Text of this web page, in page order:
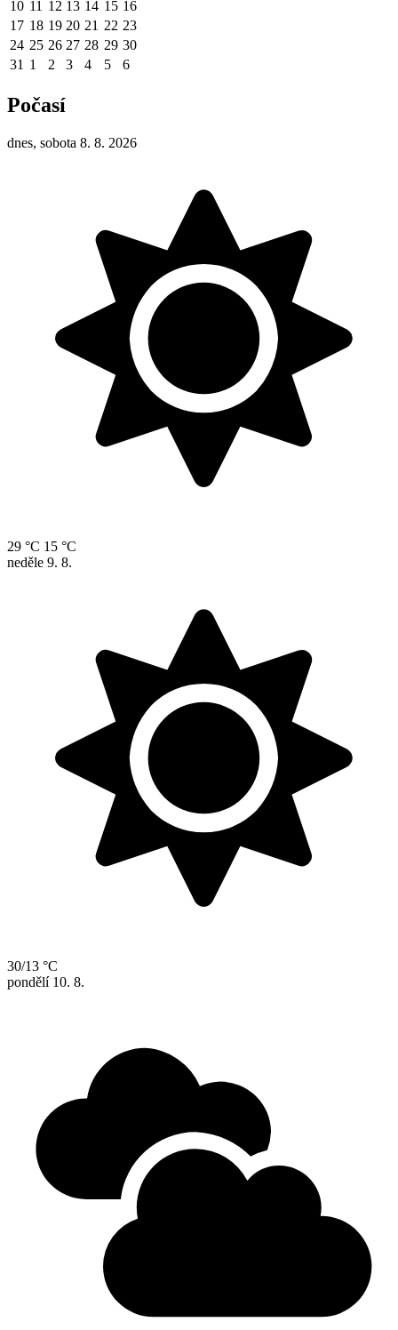
10 11 12 13 14 15 16
17 18 19 20 21 22 23
24 25 26 27 28 29 30
31 1 2 3 4 5 6
Počasí
dnes, sobota 8. 8. 2026
29 °C 15 °C
neděle 9. 8.
30/13 °C
pondělí 10. 8.